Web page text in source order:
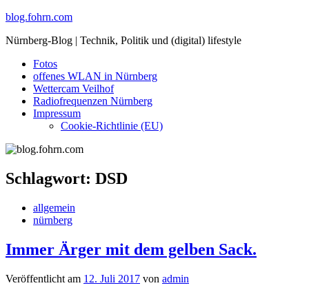
Skip
content
blog.fohrn.com
Nürnberg-Blog | Technik, Politik und (digital) lifestyle
Fotos
offenes WLAN in Nürnberg
Wettercam Veilhof
Radiofrequenzen Nürnberg
Impressum
Cookie-Richtlinie (EU)
Schlagwort: DSD
allgemein
nürnberg
Immer Ärger mit dem gelben Sack.
Veröffentlicht am 12. Juli 2017 von admin